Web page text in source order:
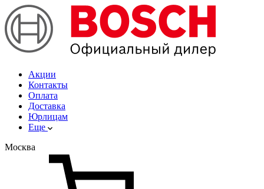
Акции
Контакты
Оплата
Доставка
Юрлицам
Еще
Москва